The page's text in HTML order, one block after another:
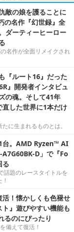
敵の娘を護ることに
の名作『幻世録』全
ダーティーヒーロー
名作が全面リメイクされ
『ルート16』だった
』開発者インタビュ
の魂。そして41年
した世界に1本だけ
に生まれるものとは。
台。AMD Ryzen™ AI
D」で『Fo
る
話題のレースタイトルを
！懐かしくも色褪せ
』遊びやすい機能も
るのにぴったり
備えて復活！